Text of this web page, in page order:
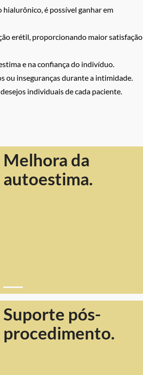
é possível ganhar em
erétil, proporcionando maior satisfação
e na confiança do indivíduo.
ou inseguranças durante a intimidade.
individuais de cada paciente.
Melhora da
autoestima.
Suporte pós-
procedimento.